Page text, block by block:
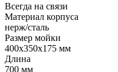
Всегда на связи
Материал корпуса
нерж/сталь
Размер мойки
400х350х175 мм
Длина
700 мм